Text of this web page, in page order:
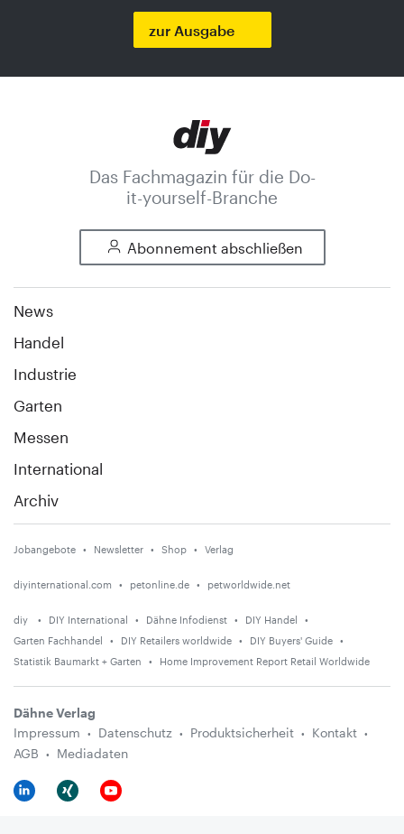
zur Ausgabe
Das Fachmagazin für die Do-
it-yourself-Branche
Abonnement abschließen
News
Handel
Industrie
Garten
Messen
International
Archiv
Jobangebote Newsletter Shop Verlag
diyinternational.com petonline.de petworldwide.net
diy DIY International Dähne Infodienst
DIY Handel
Garten Fachhandel
DIY Retailers worldwide
DIY Buyers' Guide
Statistik Baumarkt + Garten
Home Improvement Report Retail Worldwide
Dähne Verlag
Impressum
Datenschutz Produktsicherheit
Kontakt
AGB
Mediadaten